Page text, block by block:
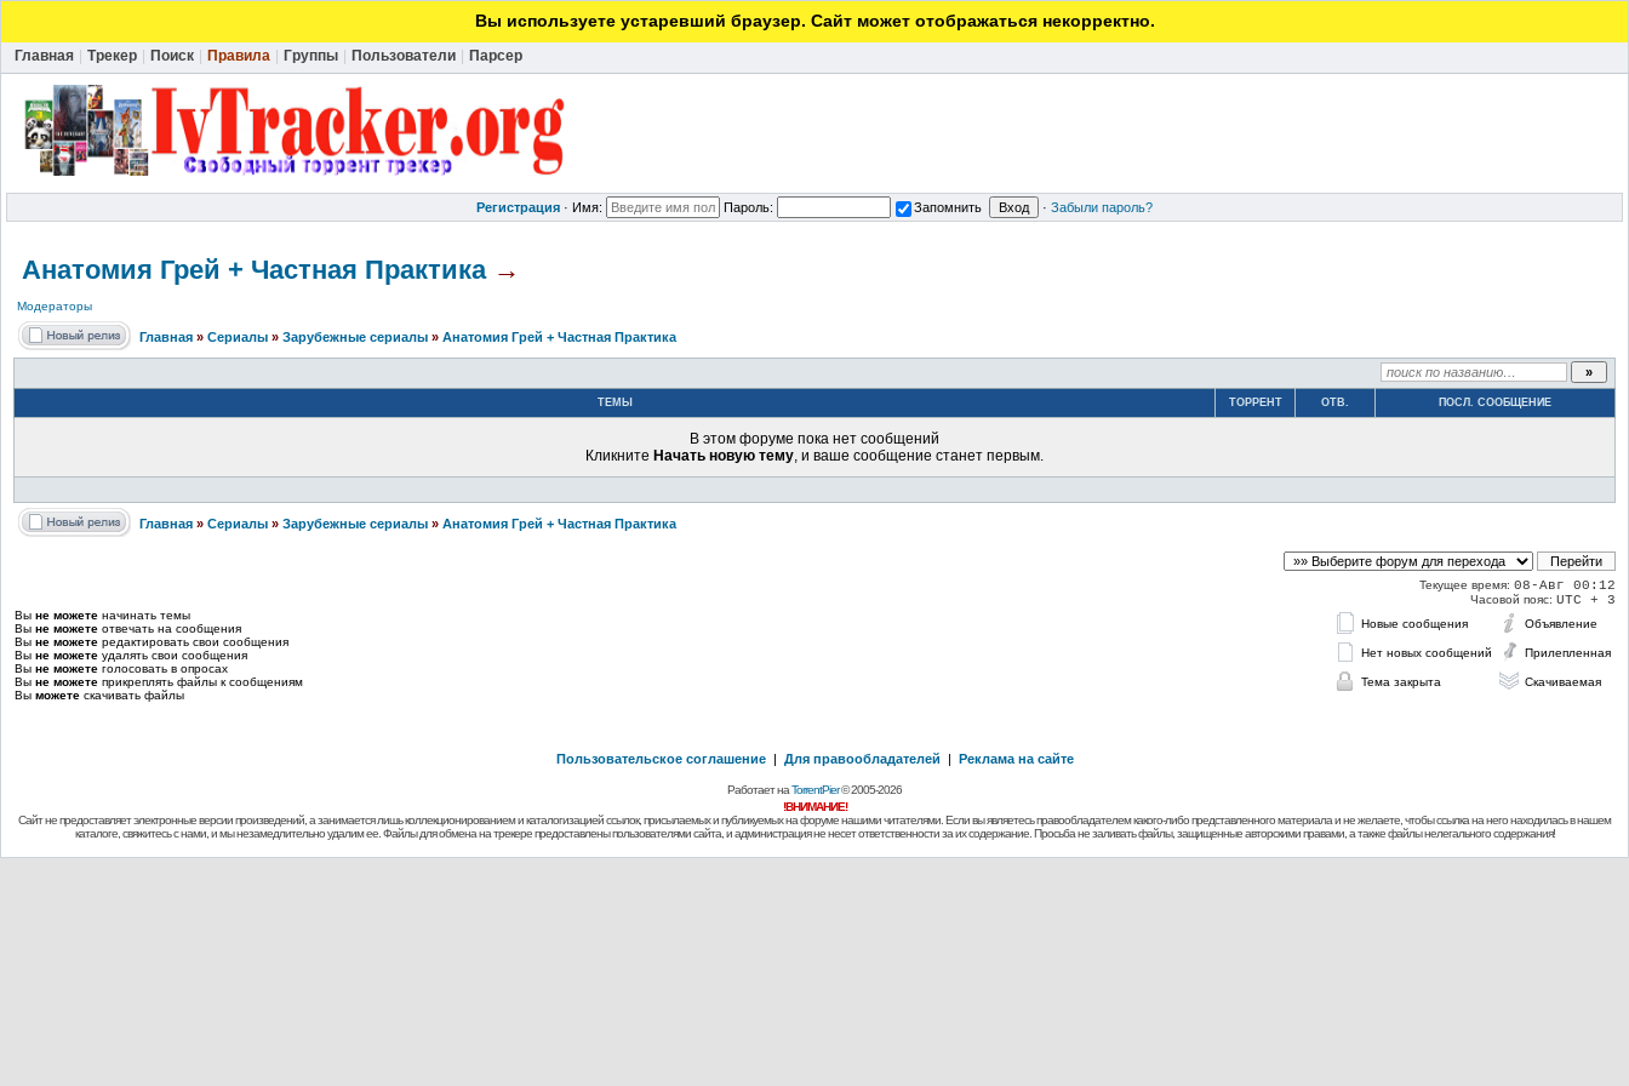
Вы используете устаревший браузер. Сайт может отображаться некорректно.
Главная Трекер Поиск Правила Группы Пользователи Парсер
Регистрация · Имя: Пароль: Запомнить · Забыли пароль?
Анатомия Грей + Частная Практика →
Модераторы
Главная » Сериалы » Зарубежные сериалы » Анатомия Грей + Частная Практика
ТЕМЫ ТОРРЕНТ ОТВ. ПОСЛ. СООБЩЕНИЕ
В этом форуме пока нет сообщений
Кликните Начать новую тему, и ваше сообщение станет первым.
Главная » Сериалы » Зарубежные сериалы » Анатомия Грей + Частная Практика
Текущее время: 08-Авг 00:12
Часовой пояс: UTC + 3
Вы не можете начинать темы
Вы не можете отвечать на сообщения
Вы не можете редактировать свои сообщения
Вы не можете удалять свои сообщения
Вы не можете голосовать в опросах
Вы не можете прикреплять файлы к сообщениям
Вы можете скачивать файлы
Новые сообщения Объявление
Нет новых сообщений Прилепленная
Тема закрыта Скачиваемая
Пользовательское соглашение | Для правообладателей | Реклама на сайте
Работает наTorrentPier© 2005-2026
!ВНИМАНИЕ!
Сайт не предоставляет электронные версии произведений, а занимается лишь коллекционированием и каталогизацией ссылок, присылаемых и публикуемых на форуме нашими читателями. Если вы являетесь правообладателем какого-либо представленного материала и не желаете, чтобы ссылка на него находилась в нашем
каталоге, свяжитесь с нами, и мы незамедлительно удалим ее. Файлы для обмена на трекере предоставлены пользователями сайта, и администрация не несет ответственности за их содержание. Просьба не заливать файлы, защищенные авторскими правами, а также файлы нелегального содержания!